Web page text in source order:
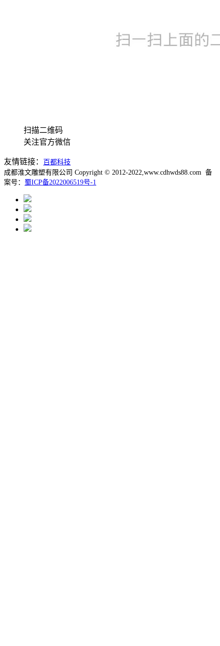
扫描二维码
关注官方微信
友情链接：
百都科技
成都淮文雕塑有限公司 Copyright © 2012-2022,www.cdhwds88.com 备
案号： 蜀ICP备2022006519号-1